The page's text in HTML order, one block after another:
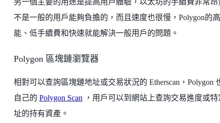
不是一般的用戶能夠負擔的，而且速度也很慢，Polygon的
能、低手續費和快速就能解決一般用戶的問題。
Polygon 區塊鏈瀏覽器
相對可以查詢區塊鏈地址或交易狀況的 Etherscan，Polygon
自己的 Polygon Scan ，用戶可以到網站上查詢交易進度或特
址的持有資產。